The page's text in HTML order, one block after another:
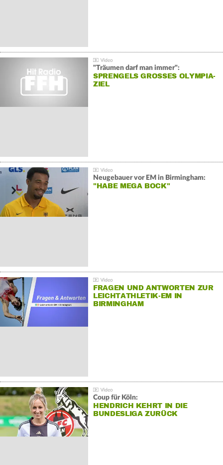
"Träumen darf man immer":
SPRENGELS GROSSES OLYMPIA-Z
IEL
Neugebauer vor EM in Birmingham:
"HABE MEGA BOCK"
FRAGEN UND ANTWORTEN ZUR
LEICHTATHLETIK-EM IN
BIRMINGHAM
Coup für Köln:
HENDRICH KEHRT IN DIE
BUNDESLIGA ZURÜCK